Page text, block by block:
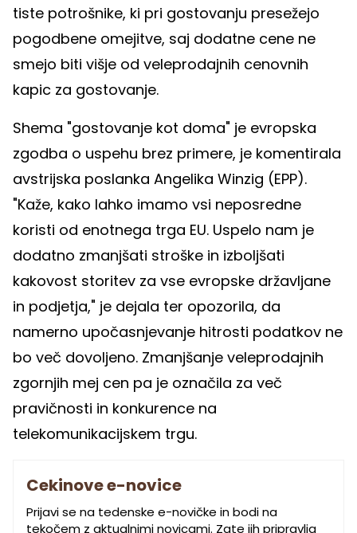
tiste potrošnike, ki pri gostovanju presežejo
pogodbene omejitve, saj dodatne cene ne
smejo biti višje od veleprodajnih cenovnih
kapic za gostovanje.
Shema "gostovanje kot doma" je evropska
zgodba o uspehu brez primere, je komentirala
avstrijska poslanka Angelika Winzig (EPP).
"Kaže, kako lahko imamo vsi neposredne
koristi od enotnega trga EU. Uspelo nam je
dodatno zmanjšati stroške in izboljšati
kakovost storitev za vse evropske državljane
in podjetja," je dejala ter opozorila, da
namerno upočasnjevanje hitrosti podatkov ne
bo več dovoljeno. Zmanjšanje veleprodajnih
zgornjih mej cen pa je označila za več
pravičnosti in konkurence na
telekomunikacijskem trgu.
Cekinove e-novice
Prijavi se na tedenske e-novičke in bodi na
tekočem z aktualnimi novicami. Zate jih pripravlja